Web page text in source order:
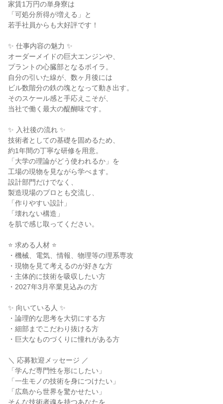
家賃1万円の単身寮は
「可処分所得が増える」と
若手社員からも大好評です！
✨ 仕事内容の魅力 ✨
オーダーメイドの巨大エンジンや、
プラントの心臓部となるボイラ。
自分の引いた線が、数ヶ月後には
ビル数階分の鉄の塊となって動き出す。
そのスケール感と手応えこそが、
当社で働く最大の醍醐味です。
✨ 入社後の流れ ✨
技術者としての基礎を固めるため、
約1年間の丁寧な研修を用意。
「大学の理論がどう使われるか」を
工場の現物を見ながら学べます。
設計部門だけでなく、
製造現場のプロとも交流し、
「作りやすい設計」
「壊れない構造」
を肌で感じ取ってください。
⭐ 求める人材 ⭐
・機械、電気、情報、物理等の理系専攻
・現物を見て考えるのが好きな方
・主体的に技術を吸収したい方
・2027年3月卒業見込みの方
✨ 向いている人 ✨
・論理的な思考を大切にする方
・細部までこだわり抜ける方
・巨大なものづくりに憧れがある方
＼ 応募歓迎メッセージ ／
「学んだ専門性を形にしたい」
「一生モノの技術を身につけたい」
「広島から世界を驚かせたい」
そんな技術者魂を持つあなたを